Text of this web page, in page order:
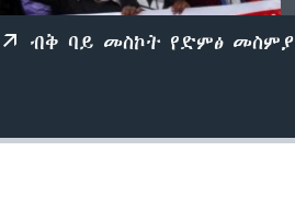
ብቅ ባይ መስኮት የድምፅ መስምያ